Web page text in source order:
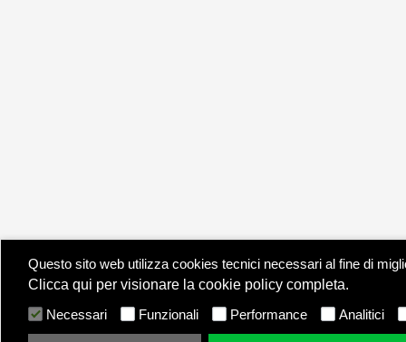
Questo sito web utilizza cookies tecnici necessari al fine di
Clicca qui per visionare la cookie policy completa.
Necessari Funzionali Performance Analitici